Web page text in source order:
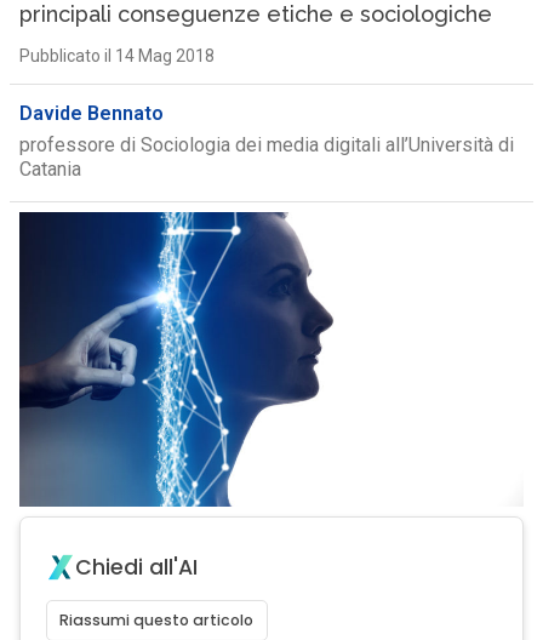
principali conseguenze etiche e sociologiche
Pubblicato il 14 Mag 2018
Davide Bennato
professore di Sociologia dei media digitali all’Università di
Catania
Chiedi all'AI
Riassumi questo articolo